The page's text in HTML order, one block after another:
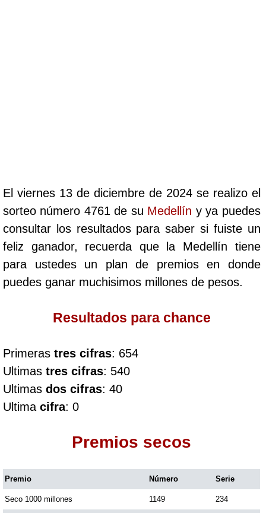
Cafeterito Noche
Caribeña Día
Caribeña Noche
Culona día
Culona noche
Dorado Mañana
El viernes 13 de diciembre de 2024 se realizo el
sorteo número 4761 de su Medellín y ya puedes
consultar los resultados para saber si fuiste un
feliz ganador, recuerda que la Medellín tiene
para ustedes un plan de premios en donde
puedes ganar muchisimos millones de pesos.
Resultados para chance
Primeras tres cifras: 654
Ultimas tres cifras: 540
Ultimas dos cifras: 40
Ultima cifra: 0
Premios secos
Premio Número Serie
Seco 1000 millones 1149 234